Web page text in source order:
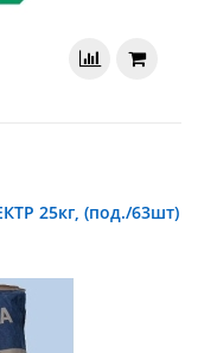
25кг, (под./63шт)